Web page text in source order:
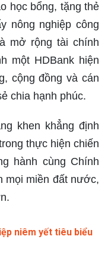
học bổng, tặng thẻ
nông nghiệp công
mở rộng tài chính
một HDBank hiện
cộng đồng và cán
chia hạnh phúc.
khen khẳng định
thực hiện chiến
hành cùng Chính
mọi miền đất nước,
niêm yết tiêu biểu